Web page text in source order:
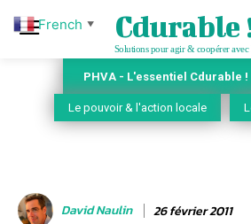
Cdurable
Solutions pour agir & coopérer avec
PHVA - L'essentiel Cdurable !
Le pouvoir & l'action locale
David Naulin 26 février 2011
French ▼